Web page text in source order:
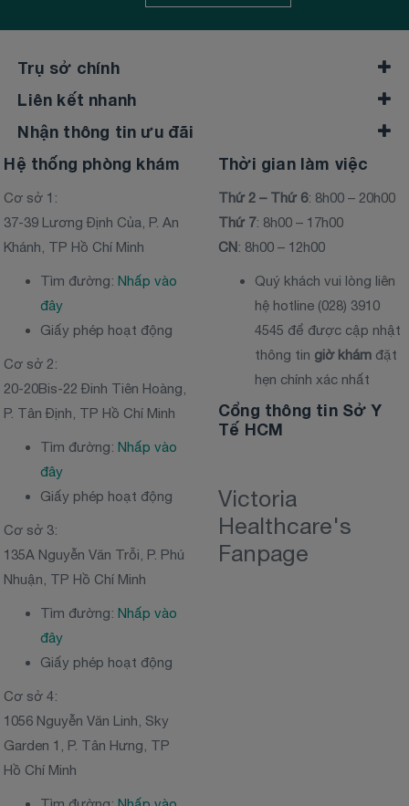
Trụ sở chính
Liên kết nhanh
Nhận thông tin ưu đãi
Hệ thống phòng khám
Cơ sở 1:
37-39 Lương Định Của, P. An
Khánh, TP Hồ Chí Minh
Tìm đường:Nhấp vào
đây
Giấy phép hoạt động
Cơ sở 2:
20-20Bis-22 Đinh Tiên Hoàng,
P. Tân Định, TP Hồ Chí Minh
Tìm đường:Nhấp vào
đây
Giấy phép hoạt động
Cơ sở 3:
135A Nguyễn Văn Trỗi, P. Phú
Nhuận, TP Hồ Chí Minh
Tìm đường:Nhấp vào
đây
Giấy phép hoạt động
Cơ sở 4:
1056 Nguyễn Văn Linh, Sky
Garden 1, P. Tân Hưng, TP
Hồ Chí Minh
Thời gian làm việc
Thứ 2 – Thứ 6: 8h00 – 20h00
Thứ 7: 8h00 – 17h00
CN: 8h00 – 12h00
Quý khách vui lòng liên
hệ hotline (028) 3910
4545 để được cập nhật
thông tin giờ khám đặt
hẹn chính xác nhất
Cổng thông tin Sở Y
Tế HCM
Victoria
Healthcare's
Fanpage